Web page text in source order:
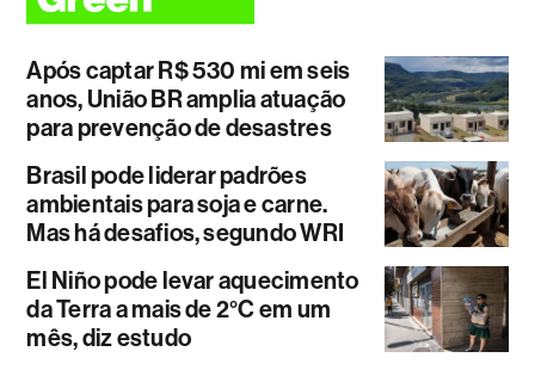
Após captar R$ 530 mi em seis
anos, União BR amplia atuação
para prevenção de desastres
Brasil pode liderar padrões
ambientais para soja e carne.
Mas há desafios, segundo WRI
El Niño pode levar aquecimento
da Terra a mais de 2°C em um
mês, diz estudo